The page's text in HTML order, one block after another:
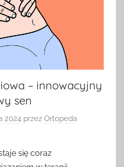
– innowacyjny
sen
2024 przez Ortopeda
się coraz